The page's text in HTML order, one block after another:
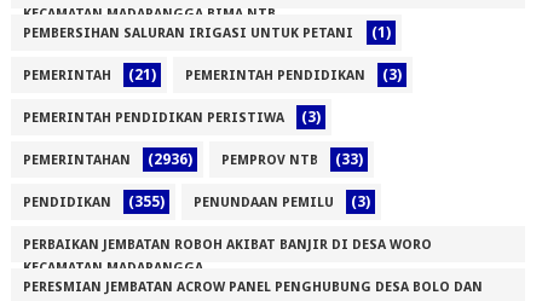
KECAMATAN MADAPANGGA BIMA NTB
(1)PEMBERSIHAN SALURAN IRIGASI UNTUK PETANI (1)
PEMERINTAH (21) PEMERINTAH PENDIDIKAN (3)
PEMERINTAH PENDIDIKAN PERISTIWA (3)
PEMERINTAHAN (2936) PEMPROV NTB (33)
PENDIDIKAN (355) PENUNDAAN PEMILU (3)
PERBAIKAN JEMBATAN ROBOH AKIBAT BANJIR DI DESA WORO
KECAMATAN MADAPANGGA
(1)PERESMIAN JEMBATAN ACROW PANEL PENGHUBUNG DESA BOLO DAN